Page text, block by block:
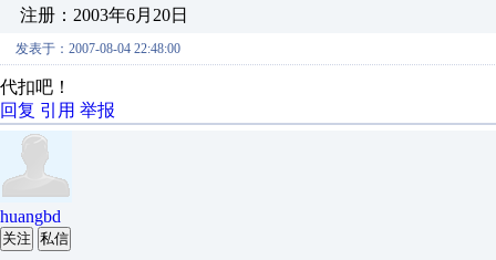
注册：2003年6月20日
发表于：2007-08-04 22:48:00
代扣吧！
回复 引用 举报
huangbd
关注 私信